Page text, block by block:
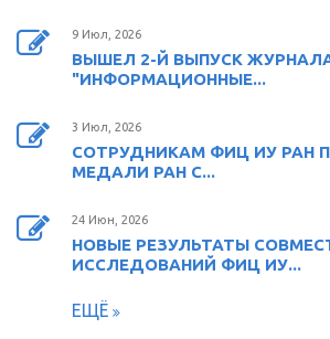
9 Июл, 2026
ВЫШЕЛ 2-Й ВЫПУСК
"ИНФОРМАЦИОННЫЕ...
3 Июл, 2026
СОТРУДНИКАМ ФИЦ ИУ РАН
МЕДАЛИ РАН С...
24 Июн, 2026
НОВЫЕ РЕЗУЛЬТАТЫ
ИССЛЕДОВАНИЙ ФИЦ ИУ...
ЕЩЁ